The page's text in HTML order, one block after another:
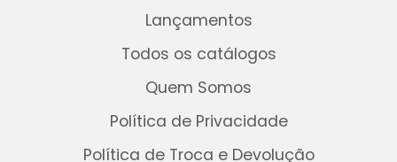
Lançamentos
Todos os catálogos
Quem Somos
Política de Privacidade
Política de Troca e Devolução